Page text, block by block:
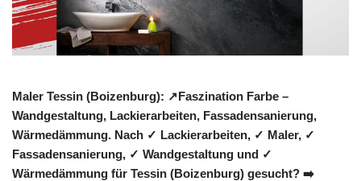
Maler Tessin (Boizenburg): ↗️Faszination Farbe –
Wandgestaltung, Lackierarbeiten, Fassadensanierung,
Wärmedämmung. Nach ✓ Lackierarbeiten, ✓ Maler, ✓
Fassadensanierung, ✓ Wandgestaltung und ✓
Wärmedämmung für Tessin (Boizenburg) gesucht? ➡️